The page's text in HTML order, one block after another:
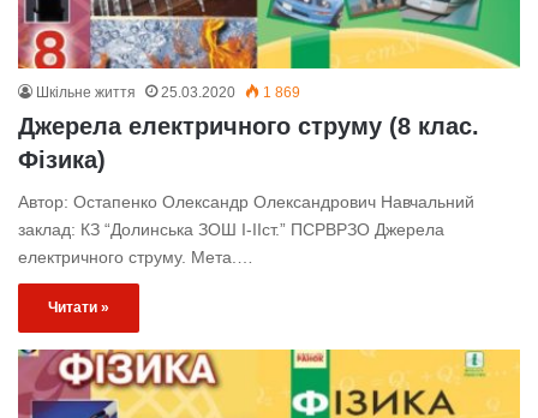
Шкільне життя 25.03.2020 1 869
Джерела електричного струму (8 клас.
Фізика)
Автор: Остапенко Олександр Олександрович Навчальний
заклад: КЗ “Долинська ЗОШ І-ІІст.” ПСРВРЗО Джерела
електричного струму. Мета.…
Читати »